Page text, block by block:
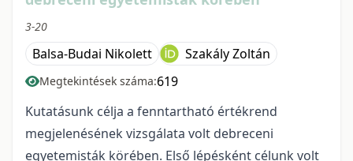
3-20
Balsa-Budai Nikolett Szakály Zoltán
Megtekintések száma:619
Kutatásunk célja a fenntartható értékrend
megjelenésének vizsgálata volt debreceni
egyetemisták körében. Első lépésként célunk volt